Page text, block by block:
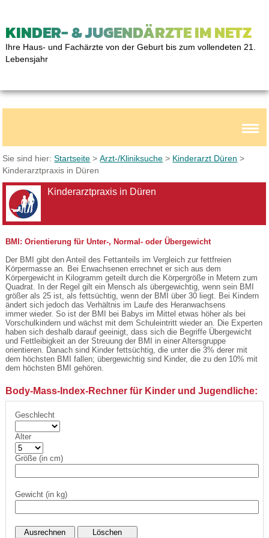
KINDER- & JUGENDÄRZTE IM NETZ
Ihre Haus- und Fachärzte von der Geburt bis zum vollendeten 21.
Lebensjahr
Sie sind hier:Startseite >Arzt-/Kliniksuche > Kinderarzt Düren >
Kinderarztpraxis in Düren
Kinderarztpraxis in Düren
BMI: Orientierung für Unter-, Normal- oder Übergewicht
Der BMI gibt den Anteil des Fettanteils im Vergleich zur fettfreien
Körpermasse an. Bei Erwachsenen errechnet er sich aus dem
Körpergewicht in Kilogramm geteilt durch die Körpergröße in Metern zum
Quadrat. In der Regel gilt ein Mensch als übergewichtig, wenn sein BMI
größer als 25 ist, als fettsüchtig, wenn der BMI über 30 liegt. Bei Kindern
ändert sich jedoch das Verhältnis im Laufe des Heranwachsens
immer wieder. So ist der BMI bei Babys im Mittel etwas höher als bei
Vorschulkindern und wächst mit dem Schuleintritt wieder an. Die Experten
haben sich deshalb darauf geeinigt, dass sich die Begriffe Übergewicht
und Fettleibigkeit an der Streuung der BMI in einer Altersgruppe
orientieren. Danach sind Kinder fettsüchtig, die unter die 3% derer mit
dem höchsten BMI fallen; übergewichtig sind Kinder, die zu den 10% mit
dem höchsten BMI gehören.
Body-Mass-Index-Rechner für Kinder und Jugendliche:
Geschlecht
Alter
Größe (in cm)
Gewicht (in kg)